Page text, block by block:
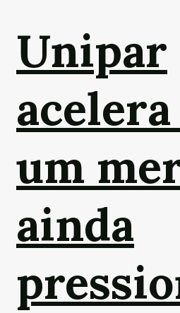
Unipar
um
ainda